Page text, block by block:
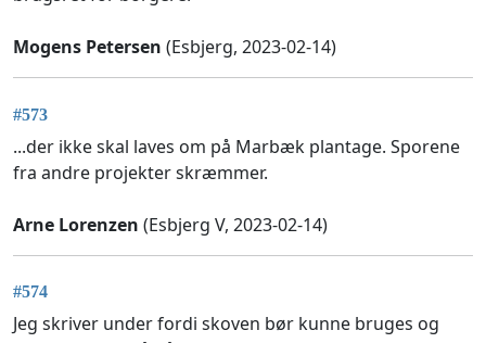
Mogens Petersen (Esbjerg, 2023-02-14)
#573
...der ikke skal laves om på Marbæk plantage. Sporene
fra andre projekter skræmmer.
Arne Lorenzen (Esbjerg V, 2023-02-14)
#574
Jeg skriver under fordi skoven bør kunne bruges og